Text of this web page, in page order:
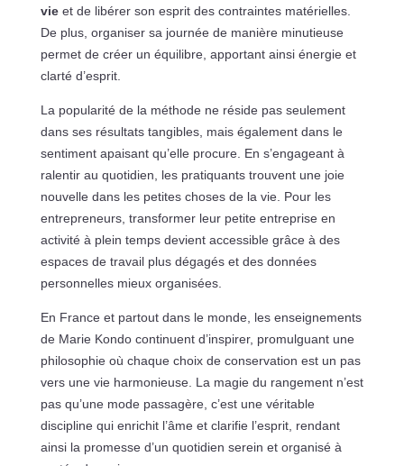
vieet de libérer son esprit des contraintes matérielles.
De plus, organiser sa journée de manière minutieuse
permet de créer un équilibre, apportant ainsi énergie et
clarté d’esprit.
La popularité de la méthode ne réside pas seulement
dans ses résultats tangibles, mais également dans le
sentiment apaisant qu’elle procure. En s’engageant à
ralentir au quotidien, les pratiquants trouvent une joie
nouvelle dans les petites choses de la vie. Pour les
entrepreneurs, transformer leur petite entreprise en
activité à plein temps devient accessible grâce à des
espaces de travail plus dégagés et des données
personnelles mieux organisées.
En France et partout dans le monde, les enseignements
de Marie Kondo continuent d’inspirer, promulguant une
philosophie où chaque choix de conservation est un pas
vers une vie harmonieuse. La magie du rangement n’est
pas qu’une mode passagère, c’est une véritable
discipline qui enrichit l’âme et clarifie l’esprit, rendant
ainsi la promesse d’un quotidien serein et organisé à